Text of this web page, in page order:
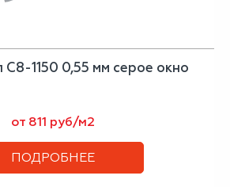
1150 0,55 мм серое окно
от 811 руб/м2
ПОДРОБНЕЕ